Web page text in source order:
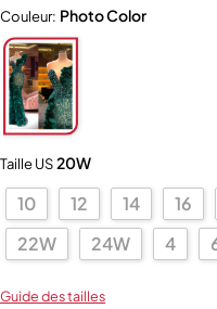
Couleur: Photo Color
Taille US20W
10 12 14 16
22W 24W 4
Guide des tailles